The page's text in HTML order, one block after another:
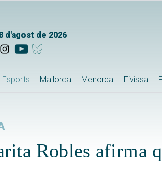
d'agost de 2026
Esports Mallorca Menorca Eivissa
Robles afirma